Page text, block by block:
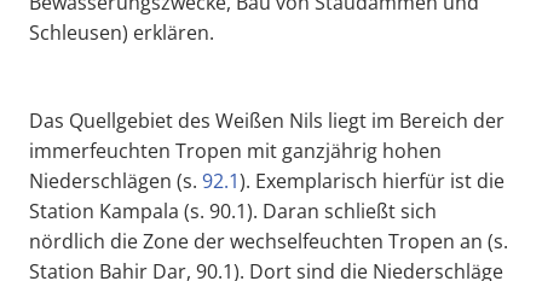
Schleusen) erklären.
Das Quellgebiet des Weißen Nils liegt im Bereich der
immerfeuchten Tropen mit ganzjährig hohen
Niederschlägen (s. 92.1). Exemplarisch hierfür ist die
Station Kampala (s. 90.1). Daran schließt sich
nördlich die Zone der wechselfeuchten Tropen an (s.
Station Bahir Dar, 90.1). Dort sind die Niederschläge